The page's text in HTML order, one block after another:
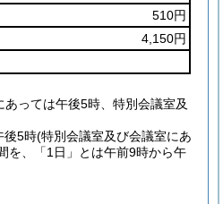
510円
4,150円
っては午後5時、特別会議室及
5時(特別会議室及び会議室にあ
を、「1日」とは午前9時から午